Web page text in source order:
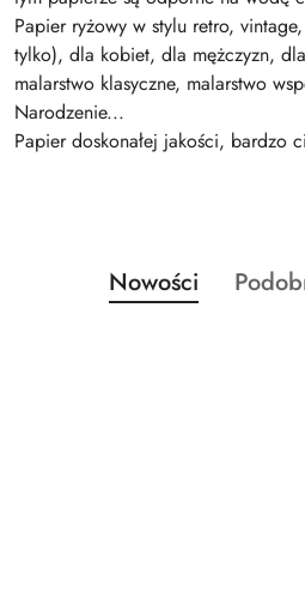
Papier ryżowy w stylu retro,
tylko), dla kobiet, dla mężczyzn,
malarstwo klasyczne, malarstwo
Narodzenie...
Papier doskonałej jakości, bardzo
Pomiń karuzelę produktów
Produkty
o
Nowości